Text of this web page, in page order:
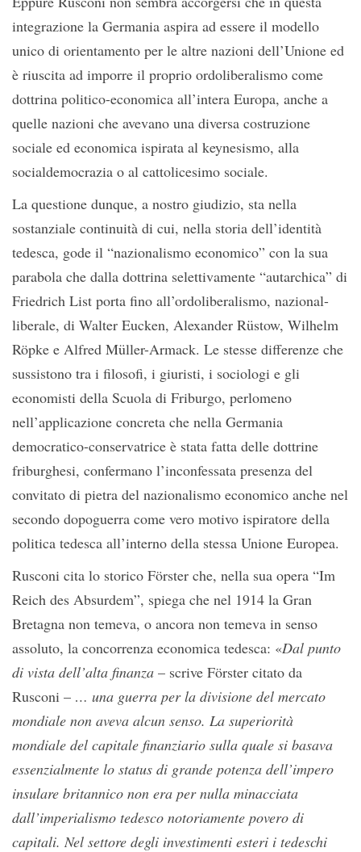
integrazione la Germania aspira ad essere il modello
unico di orientamento per le altre nazioni dell’Unione ed
è riuscita ad imporre il proprio ordoliberalismo come
dottrina politico-economica all’intera Europa, anche a
quelle nazioni che avevano una diversa costruzione
sociale ed economica ispirata al keynesismo, alla
socialdemocrazia o al cattolicesimo sociale.
La questione dunque, a nostro giudizio, sta nella
sostanziale continuità di cui, nella storia dell’identità
tedesca, gode il “nazionalismo economico” con la sua
parabola che dalla dottrina selettivamente “autarchica” di
Friedrich List porta fino all’ordoliberalismo, nazional-
liberale, di Walter Eucken, Alexander Rüstow, Wilhelm
Röpke e Alfred Müller-Armack. Le stesse differenze che
sussistono tra i filosofi, i giuristi, i sociologi e gli
economisti della Scuola di Friburgo, perlomeno
nell’applicazione concreta che nella Germania
democratico-conservatrice è stata fatta delle dottrine
friburghesi, confermano l’inconfessata presenza del
convitato di pietra del nazionalismo economico anche nel
secondo dopoguerra come vero motivo ispiratore della
politica tedesca all’interno della stessa Unione Europea.
Rusconi cita lo storico Förster che, nella sua opera “Im
Reich des Absurdem”, spiega che nel 1914 la Gran
Bretagna non temeva, o ancora non temeva in senso
assoluto, la concorrenza economica tedesca: «Dal punto
di vista dell’alta finanza – scrive Förster citato da
Rusconi – … una guerra per la divisione del mercato
mondiale non aveva alcun senso. La superiorità
mondiale del capitale finanziario sulla quale si basava
essenzialmente lo status di grande potenza dell’impero
insulare britannico non era per nulla minacciata
dall’imperialismo tedesco notoriamente povero di
capitali. Nel settore degli investimenti esteri i tedeschi